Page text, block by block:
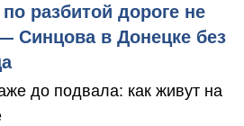
разбитой дороге не
Синцова в Донецке без
до подвала: как живут на